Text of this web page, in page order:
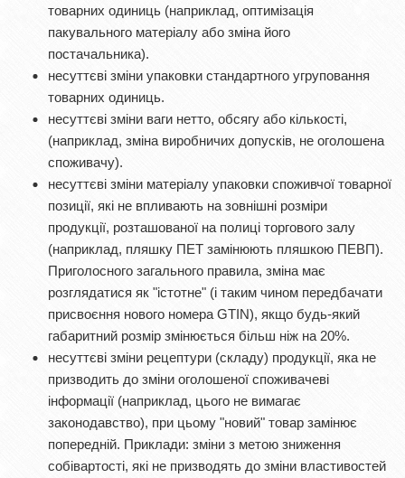
товарних одиниць (наприклад, оптимізація
пакувального матеріалу або зміна його
постачальника).
несуттєві зміни упаковки стандартного угруповання
товарних одиниць.
несуттєві зміни ваги нетто, обсягу або кількості,
(наприклад, зміна виробничих допусків, не оголошена
споживачу).
несуттєві зміни матеріалу упаковки споживчої товарної
позиції, які не впливають на зовнішні розміри
продукції, розташованої на полиці торгового залу
(наприклад, пляшку ПЕТ замінюють пляшкою ПЕВП).
Приголосного загального правила, зміна має
розглядатися як "істотне" (і таким чином передбачати
присвоєння нового номера GTIN), якщо будь-який
габаритний розмір змінюється більш ніж на 20%.
несуттєві зміни рецептури (складу) продукції, яка не
призводить до зміни оголошеної споживачеві
інформації (наприклад, цього не вимагає
законодавство), при цьому "новий" товар замінює
попередній. Приклади: зміни з метою зниження
собівартості, які не призводять до зміни властивостей